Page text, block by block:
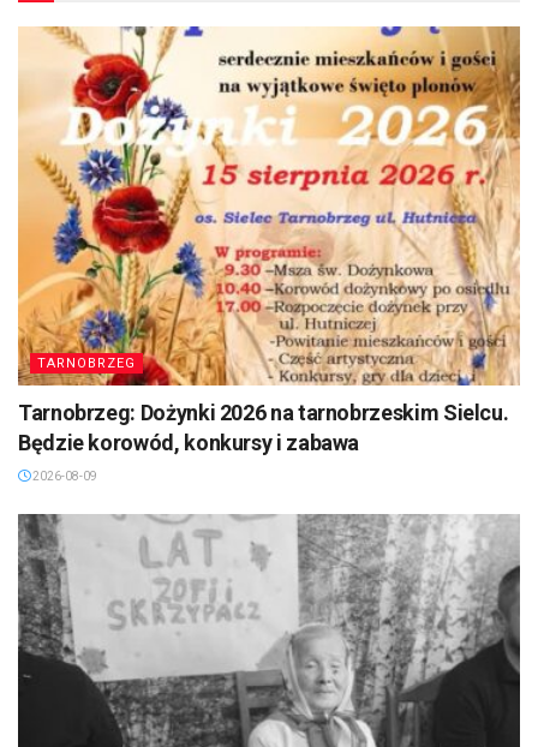
TARNOBRZEG
Tarnobrzeg: Dożynki 2026 na tarnobrzeskim Sielcu.
Będzie korowód, konkursy i zabawa
2026-08-09